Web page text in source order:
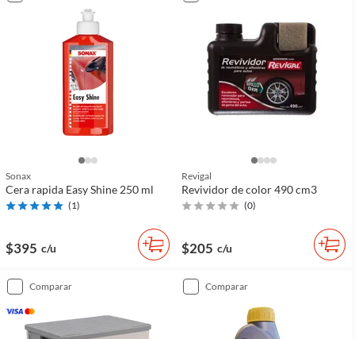
Sonax
Cera rapida Easy Shine 250 ml
(1)
$395 c/u
Revigal
Revividor de color 490 cm3
(0)
$205 c/u
comparar comparar